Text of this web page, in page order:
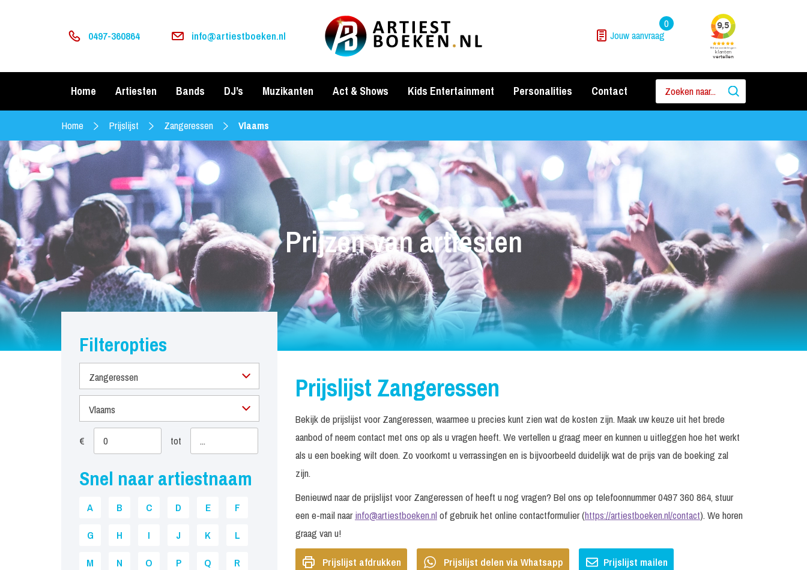
0497-360864 info@artiestboeken.nl Jouw aanvraag
0
Home Artiesten Bands DJ’s Muzikanten Act & Shows Kids Entertainment Personalities Contact
Home Prijslijst Zangeressen Vlaams
Prijzen van artiesten
Filteropties
Zangeressen
Vlaams
€ tot
Snel naar artiestnaam
A B C D E
F
G
H I J K
L
M
N O P Q
R
Prijslijst Zangeressen
Bekijk de prijslijst voor Zangeressen, waarmee u precies kunt zien wat de kosten zijn. Maak uw keuze uit het brede
aanbod of neem contact met ons op als u vragen heeft. We vertellen u graag meer en kunnen u uitleggen hoe het werkt
als u een boeking wilt doen. Zo voorkomt u verrassingen en is bijvoorbeeld duidelijk wat de prijs van de boeking zal
zijn.
Benieuwd naar de prijslijst voor Zangeressen of heeft u nog vragen? Bel ons op telefoonnummer 0497 360 864, stuur
een e-mail naarinfo@artiestboeken.nlof gebruik het online contactformulier (https://artiestboeken.nl/contact). We horen
graag van u!
Prijslijst afdrukken Prijslijst delen via Whatsapp Prijslijst mailen